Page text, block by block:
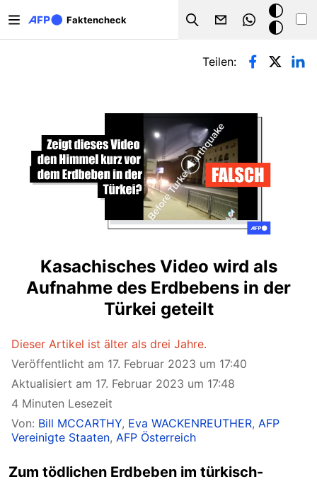
Faktencheck
Search
Dark
Mode
Primäre Reiter
Teilen:
Kasachisches Video wird als
Aufnahme des Erdbebens in der
Türkei geteilt
Dieser Artikel ist älter als drei Jahre.
Veröffentlicht am 17. Februar 2023 um 17:40
Aktualisiert am 17. Februar 2023 um 17:48
4 Minuten Lesezeit
Von: Bill MCCARTHY, Eva WACKENREUTHER, AFP
Vereinigte Staaten, AFP Österreich
Zum tödlichen Erdbeben im türkisch-